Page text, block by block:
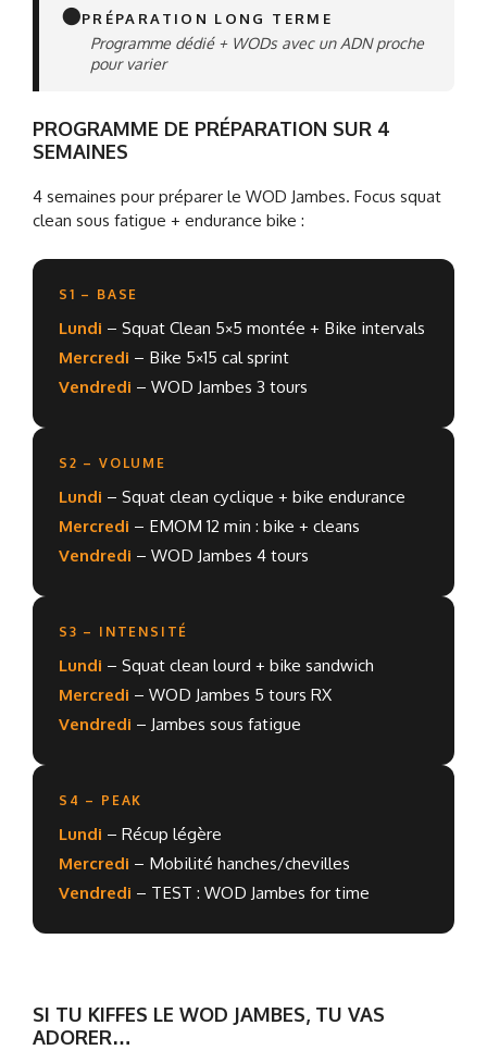
⚫PRÉPARATION LONG TERME
Programme dédié + WODs avec un ADN proche
pour varier
PROGRAMME DE PRÉPARATION SUR 4
SEMAINES
4 semaines pour préparer le WOD Jambes. Focus squat
clean sous fatigue + endurance bike :
S1 – BASE
Lundi – Squat Clean 5×5 montée + Bike intervals
Mercredi – Bike 5×15 cal sprint
Vendredi – WOD Jambes 3 tours
S2 – VOLUME
Lundi – Squat clean cyclique + bike endurance
Mercredi – EMOM 12 min : bike + cleans
Vendredi – WOD Jambes 4 tours
S3 – INTENSITÉ
Lundi – Squat clean lourd + bike sandwich
Mercredi – WOD Jambes 5 tours RX
Vendredi – Jambes sous fatigue
S4 – PEAK
Lundi – Récup légère
Mercredi – Mobilité hanches/chevilles
Vendredi – TEST : WOD Jambes for time
SI TU KIFFES LE WOD JAMBES, TU VAS
ADORER…